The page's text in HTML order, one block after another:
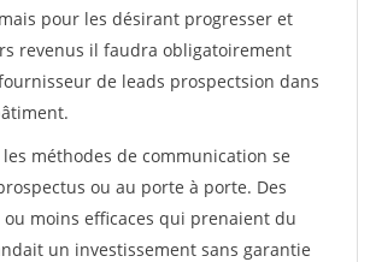
pour les désirant progresser et
revenus il faudra obligatoirement
de leads prospectsion dans
méthodes de communication se
ou au porte à porte. Des
moins efficaces qui prenaient du
un investissement sans garantie